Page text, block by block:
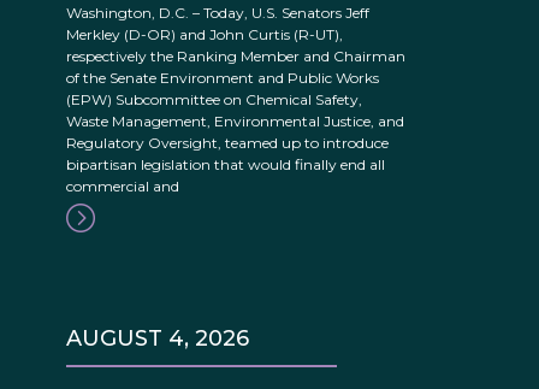
Washington, D.C. – Today, U.S. Senators Jeff
Merkley (D-OR) and John Curtis (R-UT),
respectively the Ranking Member and Chairman
of the Senate Environment and Public Works
(EPW) Subcommittee on Chemical Safety,
Waste Management, Environmental Justice, and
Regulatory Oversight, teamed up to introduce
bipartisan legislation that would finally end all
commercial and
AUGUST 4, 2026